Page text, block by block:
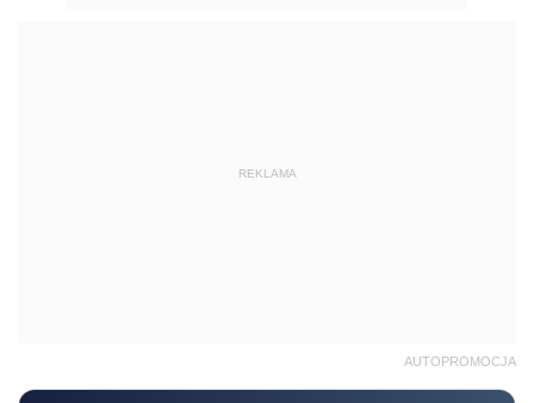
REKLAMA
AUTOPROMOCJA